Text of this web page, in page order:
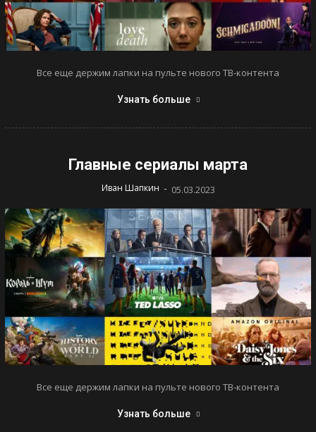
Все еще держим лапки на пульте нового ТВ-контента
Узнать больше
Главные сериалы марта
Иван Шапкин - 05.03.2023
Все еще держим лапки на пульте нового ТВ-контента
Узнать больше